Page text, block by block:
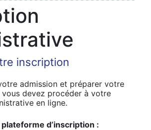
inscription
admission et préparer votre
vous devez procéder à votre
en ligne.
d’inscription :